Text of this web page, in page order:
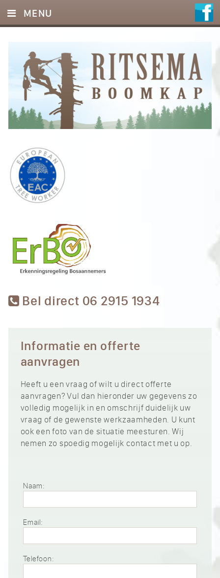
Bel direct 06 2915 1934
MENU
DIENSTEN
FOTO’S
REFERENTIES
OFFERTE
CONTACT
Informatie en offerte
aanvragen
Heeft u een vraag of wilt u direct offerte
aanvragen? Vul dan hieronder uw gegevens zo
volledig mogelijk in en omschrijf duidelijk uw
vraag of de gewenste werkzaamheden. U kunt
ook een foto van de situatie meesturen. Wij
nemen zo spoedig mogelijk contact met u op.
Naam:
Email:
Telefoon: